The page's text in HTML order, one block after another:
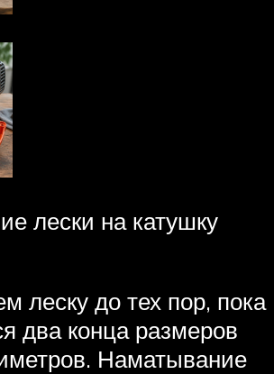
лески на катушку
леску до тех пор, пока
два конца размеров
Наматывание